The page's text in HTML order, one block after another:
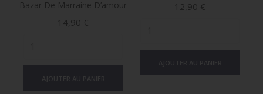
Bazar De Marraine D’amour
Prix
14,90 €
Prix
12,90 €